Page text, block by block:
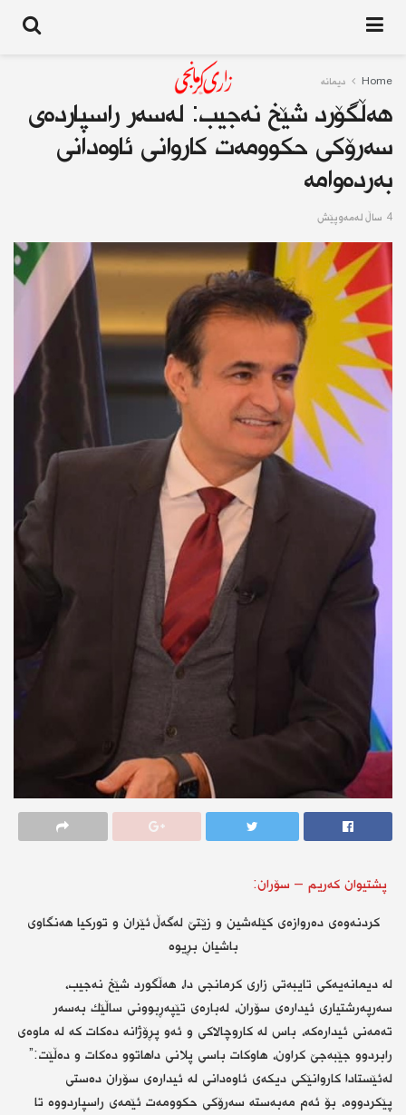
Home دیمانە
هەڵگۆرد شێخ نەجیب: لەسەر راسپاردەی
سەرۆكی حكوومەت كاروانی ئاوەدانی
بەردەوامە
4 ساڵ له‌مه‌وپێش
پشتیوان كەریم – سۆران:
كردنەوەی دەروازەی كێلەشین و زێتێ لەگەڵ ئێران و توركیا هەنگاوی
باشیان بڕیوە
لە دیمانەیەكی تایبەتی زاری كرمانجی دا، هەڵگورد شێخ نەجیب،
سەرپەرشتیاری ئیدارەی سۆران، لەبارەی تێپەڕبوونی ساڵێك بەسەر
تەمەنی ئیدارەكە، باس لە كاروچالاكی و ئەو پڕۆژانە دەكات كە لە ماوەی
رابردوو جێبەجێ كراون، هاوكات باسی پلانی داهاتوو دەكات و دەڵێت:”
لەئێستادا كاروانێكی دیكەی ئاوەدانی لە ئیدارەی سۆران دەستی
پێكردووە، بۆ ئەم مەبەستە سەرۆكی حكوومەت ئێمەی راسپاردووە تا